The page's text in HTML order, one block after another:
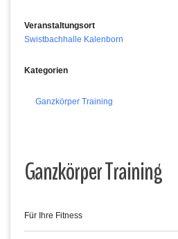
Veranstaltungsort
Swistbachhalle Kalenborn
Kategorien
Ganzkörper Training
Ganzkörper Training
Für Ihre Fitness